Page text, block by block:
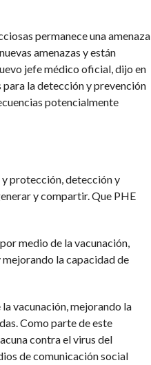
permanece una amenaza
amenazas y están
jefe médico oficial, dijo en
la detección y prevención
potencialmente
y protección, detección y
y compartir. Que PHE
medio de la vacunación,
la capacidad de
vacunación, mejorando la
Como parte de este
contra el virus del
de comunicación social